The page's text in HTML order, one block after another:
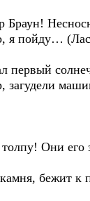
Браун!
я пойду…
первый
загудели
Они его
бежит к